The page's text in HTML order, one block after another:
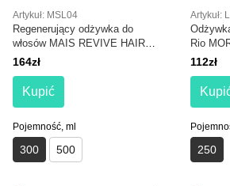
Artykuł: MSL04
Regenerujący odżywka do
włosów MAIS REVIVE HAIR
TREATMENT CONDITIONER
164zł
Kupić
Pojemność, ml
300 500
Artykuł:
Rio
112zł
250